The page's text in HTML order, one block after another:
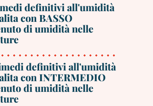
definitivi all'umidità
con BASSO
di umidità nelle
definitivi all'umidità
con INTERMEDIO
di umidità nelle